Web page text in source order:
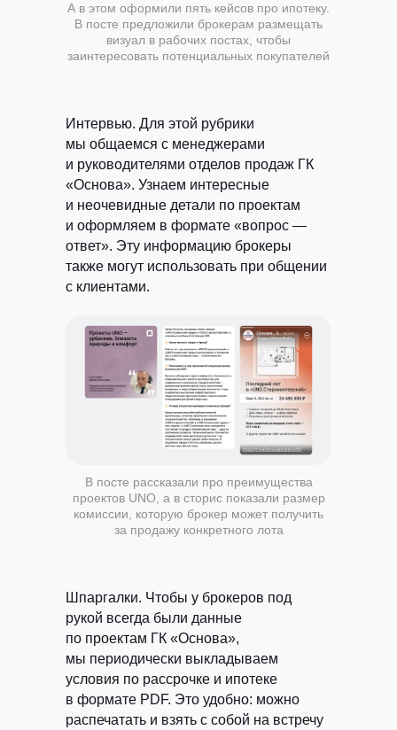
А в этом оформили пять кейсов про ипотеку.
В посте предложили брокерам размещать
визуал в рабочих постах, чтобы
заинтересовать потенциальных покупателей
Интервью. Для этой рубрики
мы общаемся с менеджерами
и руководителями отделов продаж ГК
«Основа». Узнаем интересные
и неочевидные детали по проектам
и оформляем в формате «вопрос —
ответ». Эту информацию брокеры
также могут использовать при общении
с клиентами.
В посте рассказали про преимущества
проектов UNO, а в сторис показали размер
комиссии, которую брокер может получить
за продажу конкретного лота
Шпаргалки. Чтобы у брокеров под
рукой всегда были данные
по проектам ГК «Основа»,
мы периодически выкладываем
условия по рассрочке и ипотеке
в формате PDF. Это удобно: можно
распечатать и взять с собой на встречу